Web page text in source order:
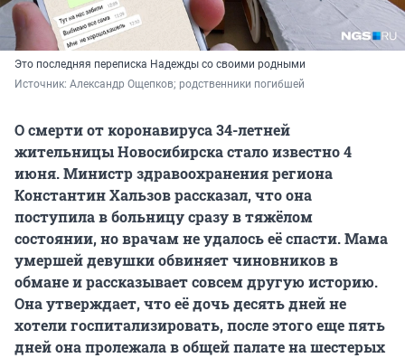
Это последняя переписка Надежды со своими родными
Источник: Александр Ощепков; родственники погибшей
О смерти от коронавируса 34-летней
жительницы Новосибирска стало известно 4
июня. Министр здравоохранения региона
Константин Хальзов рассказал, что она
поступила в больницу сразу в тяжёлом
состоянии, но врачам не удалось её спасти.Мама
умершей девушки обвиняет чиновников в
обмане и рассказывает совсем другую историю.
Она утверждает, что её дочь десять дней не
хотели госпитализировать, после этого еще пять
дней она пролежала в общей палате на шестерых